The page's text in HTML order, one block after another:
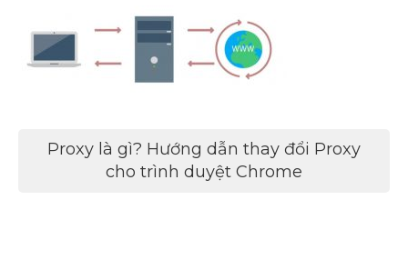
Điều
hướng
Proxy là gì? Hướng dẫn thay đổi Proxy
cho trình duyệt Chrome